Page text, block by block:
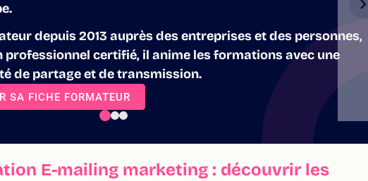
depuis 2013 auprès des entreprises et des personnes,
professionnel certifié, il anime les formations avec une
de partage et de transmission.
SA FICHE FORMATEUR
E-mailing marketing : découvrir les